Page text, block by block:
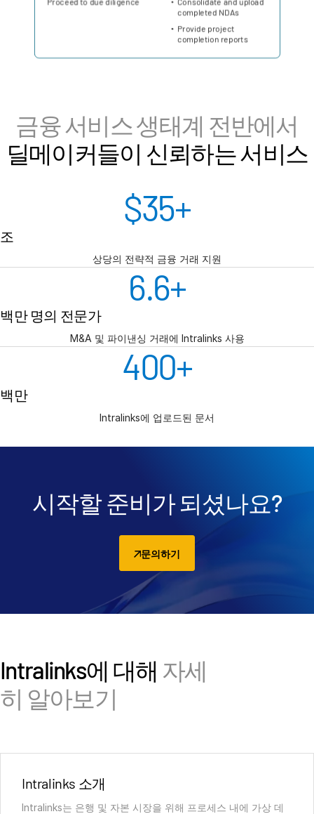
금융 서비스 생태계 전반에서
딜메이커들이 신뢰하는 서비스
$35+
조
상당의 전략적 금융 거래 지원
6.6+
백만 명의 전문가
M&A 및 파이낸싱 거래에 Intralinks 사용
400+
백만
Intralinks에 업로드된 문서
시작할 준비가 되셨나요?
문의하기
Intralinks에 대해 자세
히 알아보기
Intralinks 소개
Intralinks는 은행 및 자본 시장을 위해 프로세스 내에 가상 데